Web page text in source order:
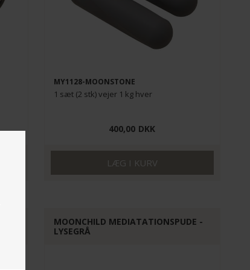
MY1128-MOONSTONE
1 sæt (2 stk) vejer 1 kg hver
400,00 DKK
MOONCHILD MEDIATATIONSPUDE -
LYSEGRÅ